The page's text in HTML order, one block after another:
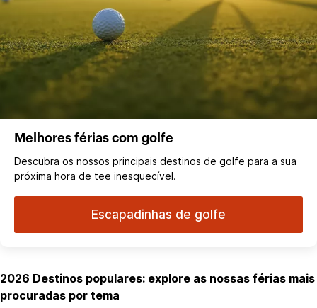
Melhores férias com golfe
Descubra os nossos principais destinos de golfe para a sua
próxima hora de tee inesquecível.
Escapadinhas de golfe
2026 Destinos populares: explore as nossas férias mais
procuradas por tema